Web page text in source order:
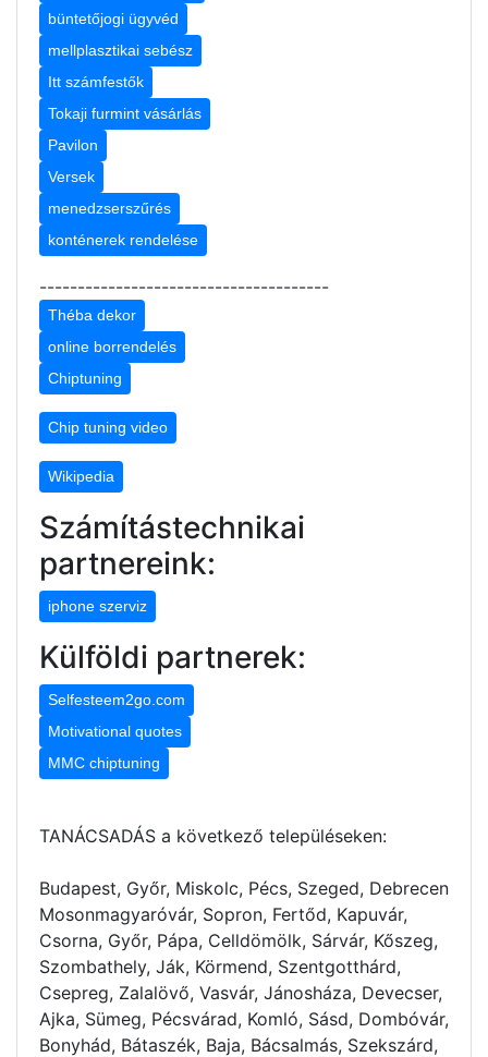
büntetőjogi ügyvéd
mellplasztikai sebész
Itt számfestők
Tokaji furmint vásárlás
Pavilon
Versek
menedzserszűrés
konténerek rendelése
--------------------------------------
Théba dekor
online borrendelés
Chiptuning
Chip tuning video
Wikipedia
Számítástechnikai
partnereink:
iphone szerviz
Külföldi partnerek:
Selfesteem2go.com
Motivational quotes
MMC chiptuning
TANÁCSADÁS a következő településeken:
Budapest, Győr, Miskolc, Pécs, Szeged, Debrecen
Mosonmagyaróvár, Sopron, Fertőd, Kapuvár,
Csorna, Győr, Pápa, Celldömölk, Sárvár, Kőszeg,
Szombathely, Ják, Körmend, Szentgotthárd,
Csepreg, Zalalövő, Vasvár, Jánosháza, Devecser,
Ajka, Sümeg, Pécsvárad, Komló, Sásd, Dombóvár,
Bonyhád, Bátaszék, Baja, Bácsalmás, Szekszárd,